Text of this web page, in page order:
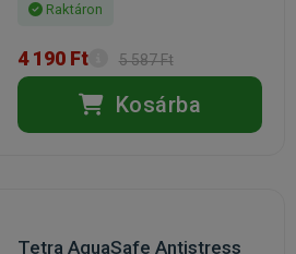
Raktáron
4 190 Ft 5 587 Ft
Kosárba
Tetra AquaSafe Antistress